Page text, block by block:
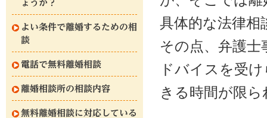
ょうか？
よい条件で離婚するための相
談
電話で無料離婚相談
離婚相談所の相談内容
無料離婚相談に対応している
具体的な法律相
その点、弁護
ドバイスを受
きる時間が限